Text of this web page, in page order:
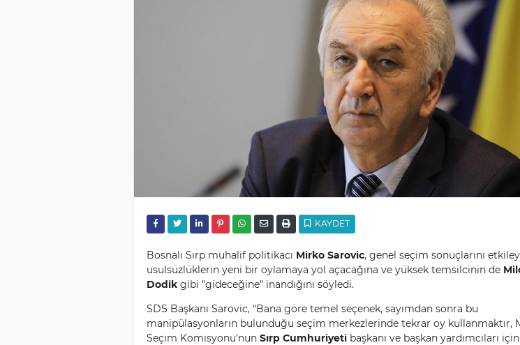
KAYDET
Bosnalı Sırp muhalif politikacı Mirko Sarovic, genel seçim sonuçlarını
usulsüzlüklerin yeni bir oylamaya yol açacağına ve yüksek temsilcinin de
Dodikgibi "gideceğine" inandığını söyledi.
SDS Başkanı Sarovic, “Bana göre temel seçenek, sayımdan sonra bu
manipülasyonların bulunduğu seçim merkezlerinde tekrar oy kullanmaktır,
Seçim Komisyonu'nun Sırp Cumhuriyetibaşkanı ve başkan yardımcıları